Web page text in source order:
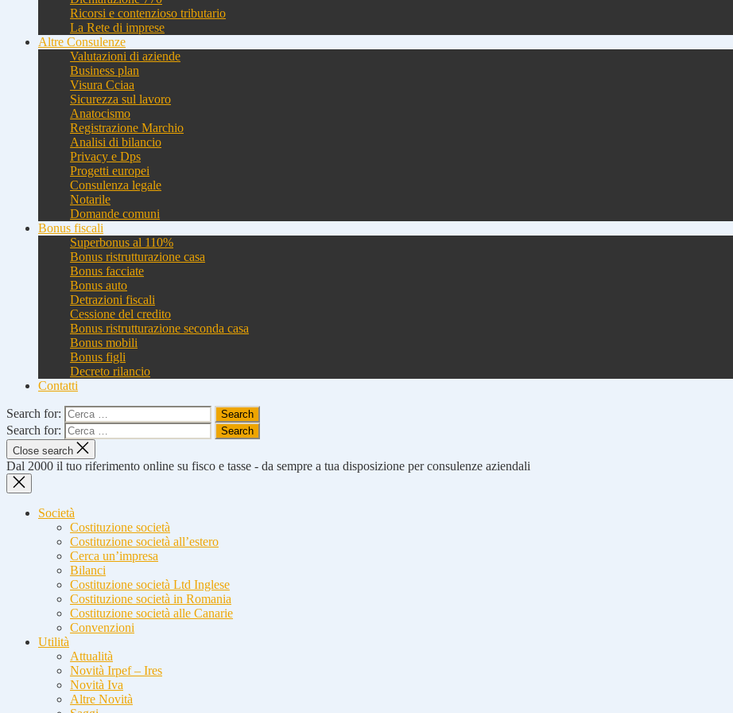
Ricorsi e contenzioso tributario
La Rete di imprese
Altre Consulenze
Valutazioni di aziende
Business plan
Visura Cciaa
Sicurezza sul lavoro
Anatocismo
Registrazione Marchio
Analisi di bilancio
Privacy e Dps
Progetti europei
Consulenza legale
Notarile
Domande comuni
Bonus fiscali
Superbonus al 110%
Bonus ristrutturazione casa
Bonus facciate
Bonus auto
Detrazioni fiscali
Cessione del credito
Bonus ristrutturazione seconda casa
Bonus mobili
Bonus figli
Decreto rilancio
Contatti
Search for:
Search for:
Close search
Dal 2000 il tuo riferimento online su fisco e tasse - da sempre a tua disposizione per consulenze aziendali
Società
Costituzione società
Costituzione società all’estero
Cerca un’impresa
Bilanci
Costituzione società Ltd Inglese
Costituzione società in Romania
Costituzione società alle Canarie
Convenzioni
Utilità
Attualità
Novità Irpef – Ires
Novità Iva
Altre Novità